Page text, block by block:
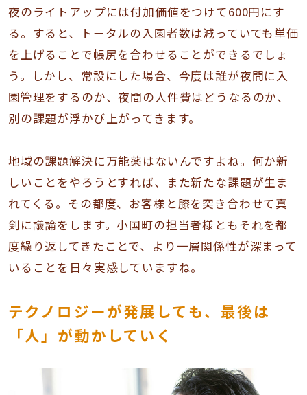
夜のライトアップには付加価値をつけて600円にす
る。すると、トータルの入園者数は減っていても単価
を上げることで帳尻を合わせることができるでしょ
う。しかし、常設にした場合、今度は誰が夜間に入
園管理をするのか、夜間の人件費はどうなるのか、
別の課題が浮かび上がってきます。
地域の課題解決に万能薬はないんですよね。何か新
しいことをやろうとすれば、また新たな課題が生ま
れてくる。その都度、お客様と膝を突き合わせて真
剣に議論をします。小国町の担当者様ともそれを都
度繰り返してきたことで、より一層関係性が深まって
いることを日々実感していますね。
テクノロジーが発展しても、最後は
「人」が動かしていく